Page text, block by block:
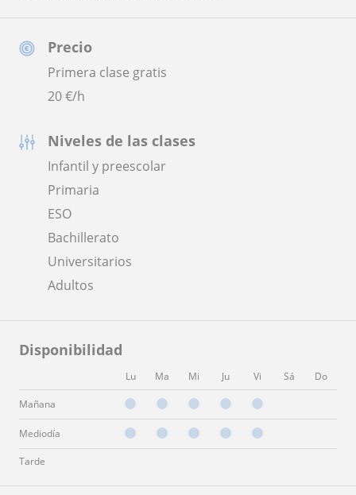
Precio
Primera clase gratis
20€/h
Niveles de las clases
Infantil y preescolar
Primaria
ESO
Bachillerato
Universitarios
Adultos
Disponibilidad
Lu Ma Mi Ju Vi Sá Do
Mañana
Mediodía
Tarde